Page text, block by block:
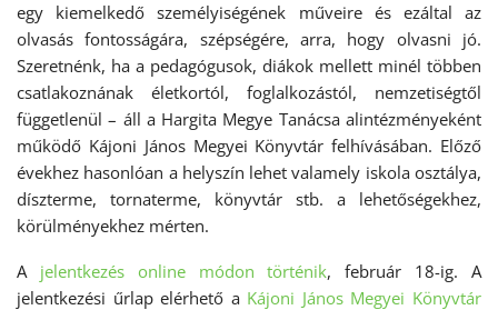
egy kiemelkedő személyiségének műveire és ezáltal az
olvasás fontosságára, szépségére, arra, hogy olvasni jó.
Szeretnénk, ha a pedagógusok, diákok mellett minél többen
csatlakoznának életkortól, foglalkozástól, nemzetiségtől
függetlenül – áll a Hargita Megye Tanácsa alintézményeként
működő Kájoni János Megyei Könyvtár felhívásában. Előző
évekhez hasonlóan a helyszín lehet valamely iskola osztálya,
díszterme, tornaterme, könyvtár stb. a lehetőségekhez,
körülményekhez mérten.
A jelentkezés online módon történik, február 18-ig. A
jelentkezési űrlap elérhető a Kájoni János Megyei Könyvtár